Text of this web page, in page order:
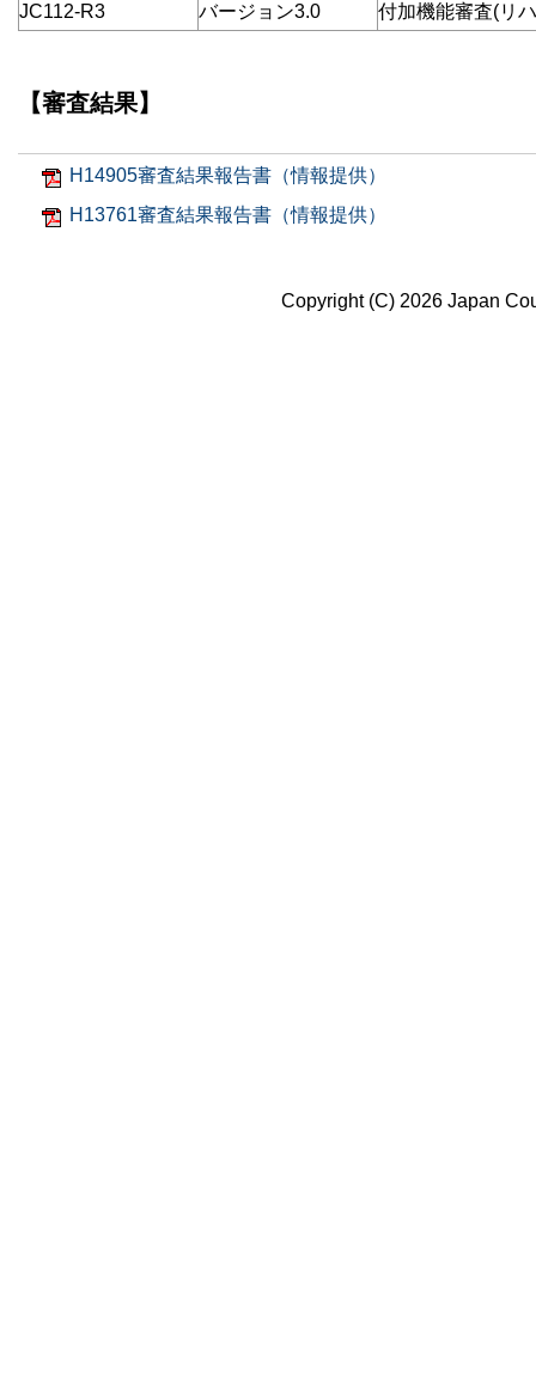
JC112-R3
バージョン3.0 付加機能審査(リ
【審査結果】
H14905審査結果報告書（情報提供）
H13761審査結果報告書（情報提供）
Copyright (C) 2026 Japan